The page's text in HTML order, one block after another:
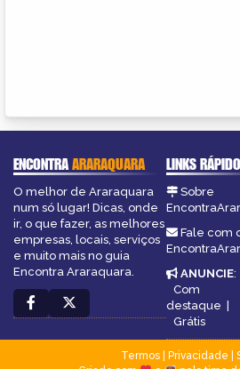
ENCONTRAARARAQUARA
O melhor de Araraquara
num só lugar! Dicas, onde
ir, o que fazer, as melhores
empresas, locais, serviços
e muito mais no guia
Encontra Araraquara.
LINKS
Sobre
Fale com
ANUNCIE:
Com
destaque |
Grátis
Termos| Privacidade